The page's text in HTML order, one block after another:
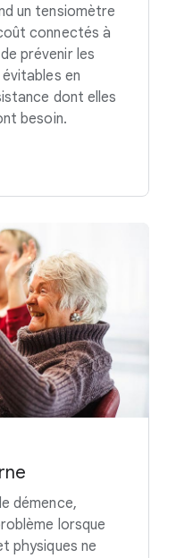
un tensiomètre
connectés à
prévenir les
en
dont elles
besoin.
démence,
lorsque
physiques ne